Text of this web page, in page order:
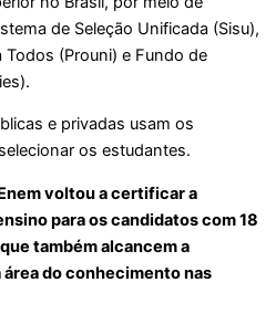
de Seleção Unificada (Sisu),
(Prouni) e Fundo de
e privadas usam os
os estudantes.
voltou a certificar a
para os candidatos com 18
também alcancem a
do conhecimento nas